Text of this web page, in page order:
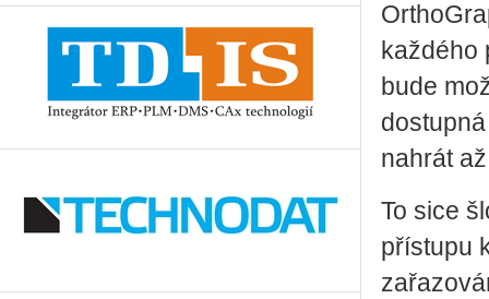
každého
bude
nahrát
To sice
přístupu